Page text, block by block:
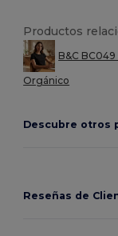
Productos
B&C
Orgánico
Descubre otros
Reseñas de